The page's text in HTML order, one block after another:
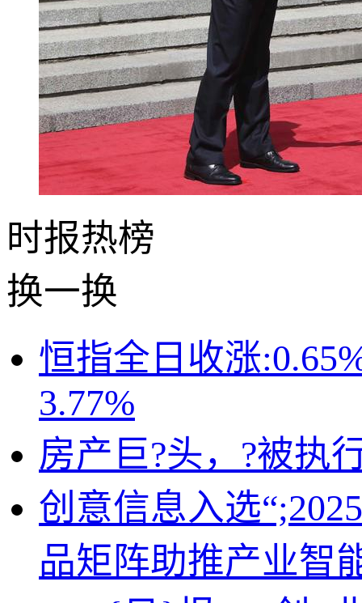
时报热榜
换一换
恒指全日收涨
3.77%
房产巨?头，?被执
创意信息入选
品矩阵助推产业智